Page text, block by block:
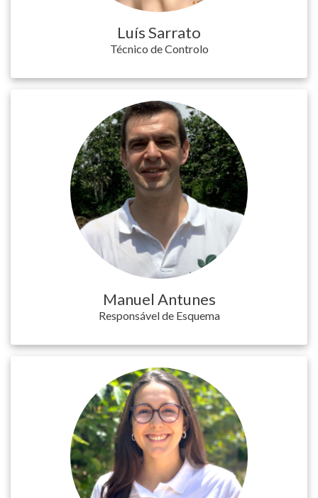
Luís Sarrato
Técnico de Controlo
Manuel Antunes
Responsável de Esquema